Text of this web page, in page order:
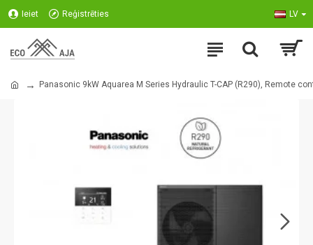
Ieiet Reģistrēties LV
Panasonic 9kW Aquarea M Series Hydraulic T-CAP (R290), Remote